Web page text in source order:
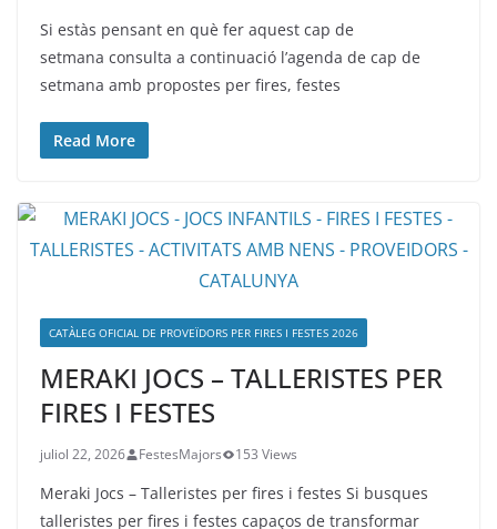
Si estàs pensant en què fer aquest cap de
setmana consulta a continuació l’agenda de cap de
setmana amb propostes per fires, festes
Read More
CATÀLEG OFICIAL DE PROVEÏDORS PER FIRES I FESTES 2026
MERAKI JOCS – TALLERISTES PER
FIRES I FESTES
juliol 22, 2026 FestesMajors 153 Views
Meraki Jocs – Talleristes per fires i festes Si busques
talleristes per fires i festes capaços de transformar